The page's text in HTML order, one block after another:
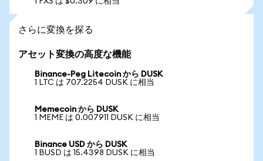
さらに変換を探る
アセット変換の高度な機能
Binance-Peg Litecoin から DUSK
1 LTC は 707.2254 DUSK に相当
Memecoin から DUSK
1 MEME は 0.007911 DUSK に相当
Binance USD から DUSK
1 BUSD は 15.4398 DUSK に相当